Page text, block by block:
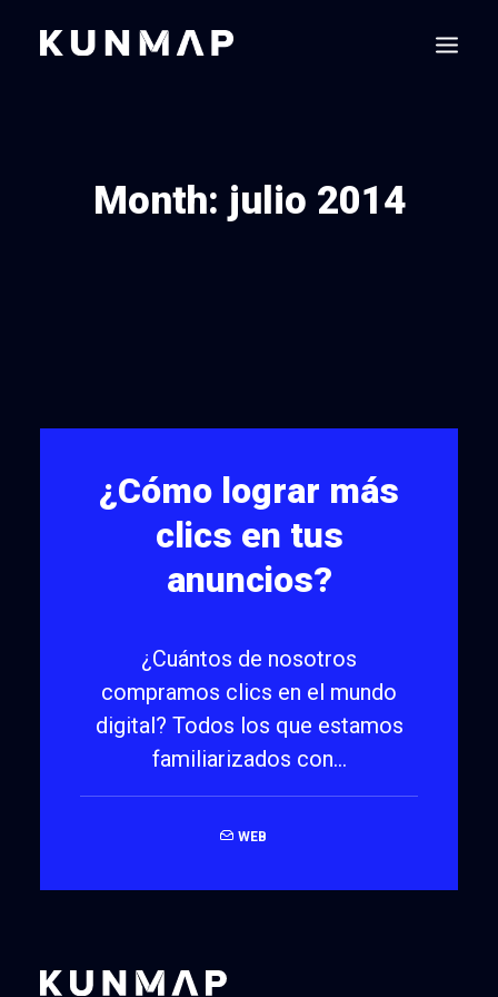
Month: julio 2014
¿Cómo lograr más
clics en tus
anuncios?
¿Cuántos de nosotros
compramos clics en el mundo
digital? Todos los que estamos
familiarizados con…
WEB